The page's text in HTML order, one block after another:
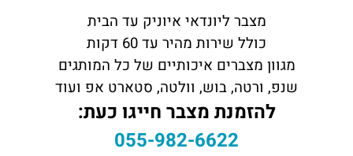
מצבר ליונדאי איוניק עד הבית
כולל שירות מהיר עד 60 דקות
מגוון מצברים איכותיים של כל המותגים
שנפ, ורטה, בוש, וולטה, סטארט אפ ועוד
להזמנת מצבר חייגו כעת:
055-982-6622